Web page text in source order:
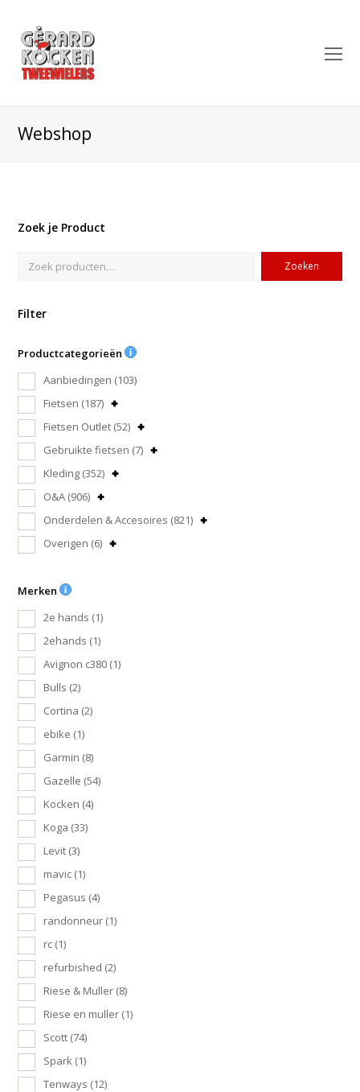
Webshop
Zoek je Product
Zoeken
Filter
Productcategorieën
Aanbiedingen (103)
Fietsen (187)
Fietsen Outlet (52)
Gebruikte fietsen (7)
Kleding (352)
O&A (906)
Onderdelen & Accesoires (821)
Overigen (6)
Merken
2e hands (1)
2ehands (1)
Avignon c380 (1)
Bulls (2)
Cortina (2)
ebike (1)
Garmin (8)
Gazelle (54)
Kocken (4)
Koga (33)
Levit (3)
mavic (1)
Pegasus (4)
randonneur (1)
rc (1)
refurbished (2)
Riese & Muller (8)
Riese en muller (1)
Scott (74)
Spark (1)
Tenways (12)